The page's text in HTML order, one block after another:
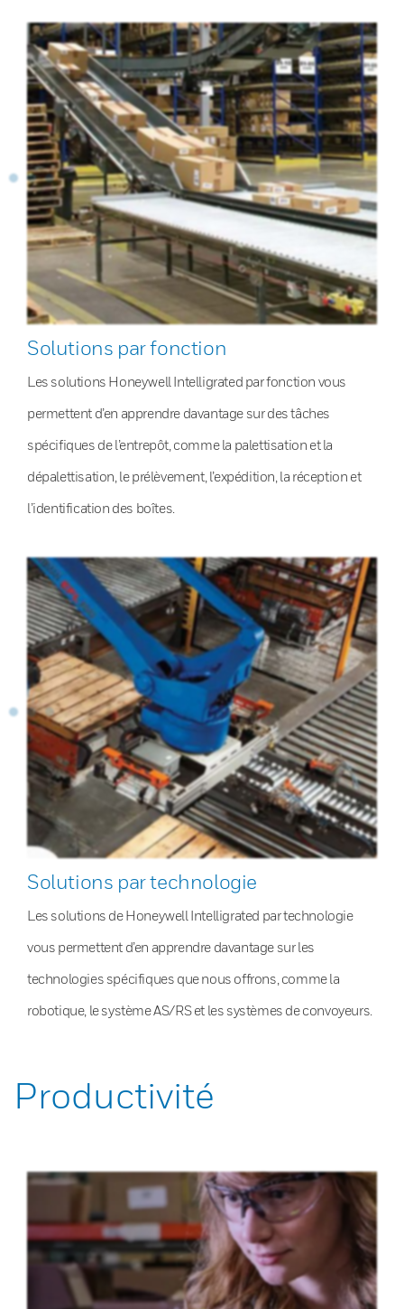
Solutions par fonction
Les solutions Honeywell Intelligrated par fonction vous
permettent d’en apprendre davantage sur des tâches
spécifiques de l’entrepôt, comme la palettisation et la
dépalettisation, le prélèvement, l’expédition, la réception et
l’identification des boîtes.
Solutions par technologie
Les solutions de Honeywell Intelligrated par technologie
vous permettent d’en apprendre davantage sur les
technologies spécifiques que nous offrons, comme la
robotique, le système AS/RS et les systèmes de convoyeurs.
Productivité